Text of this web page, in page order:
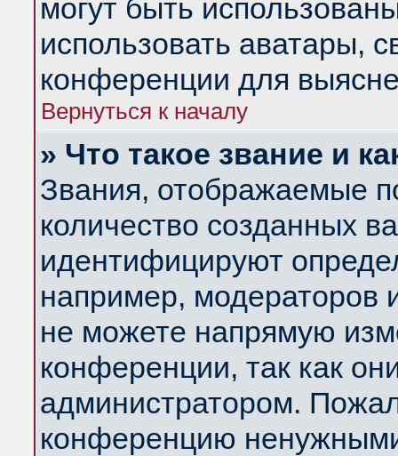
могут быть
использовать аватары,
конференции для
Вернуться к началу
» Что такое звание и
Звания, отображаемые
количество созданных
идентифицируют
например, модераторов
не можете напрямую
конференции, так как
администратором.
конференцию